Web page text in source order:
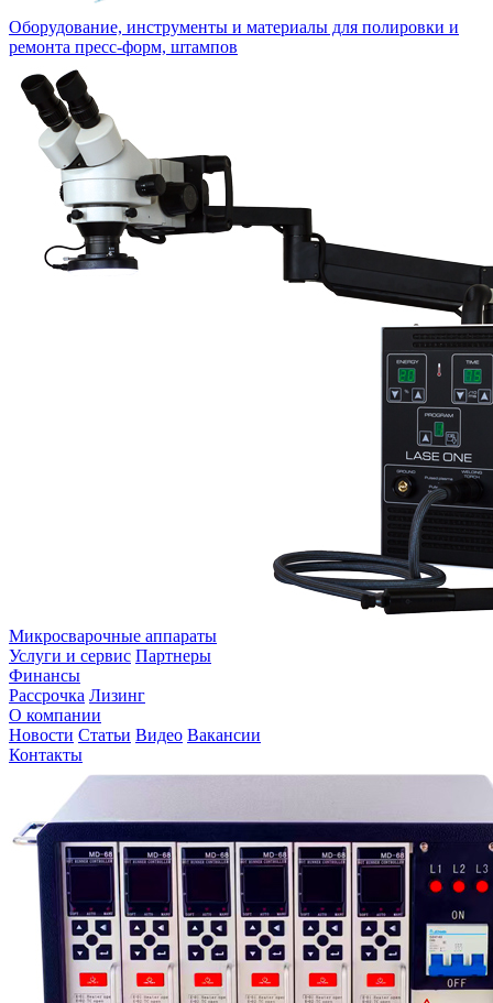
Оборудование, инструменты и материалы для полировки и
ремонта пресс-форм, штампов
Микросварочные аппараты
Услуги и сервис Партнеры
Финансы
Рассрочка Лизинг
О компании
Новости Статьи Видео Вакансии
Контакты